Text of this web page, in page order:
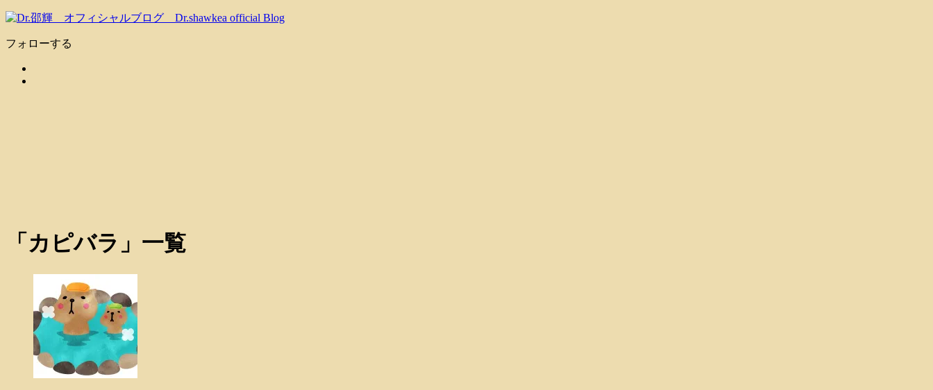
フォローする
「 カピバラ 」 一覧